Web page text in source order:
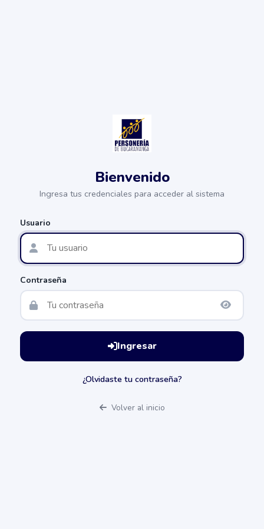
Bienvenido
Ingresa tus credenciales para acceder al sistema
Usuario
Contraseña
Ingresar
¿Olvidaste tu contraseña?
Volver al inicio